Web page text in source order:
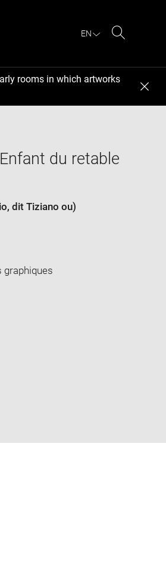
EN
rooms in which artworks
du retable
dit Tiziano ou)
graphiques